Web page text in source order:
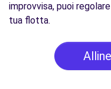
improvvisa, puoi
tua flotta.